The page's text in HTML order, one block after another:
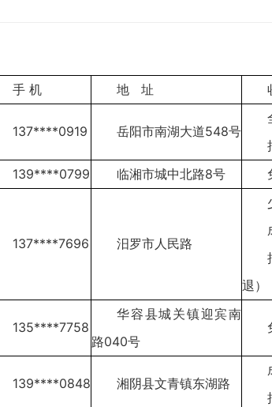
手 机 地 址
137****0919 岳阳市南湖大道548号
139****0799 临湘市城中北路8号
137****7696 汨罗市人民路
退）
135****7758
华容县城关镇迎宾南
路040号
139****0848 湘阴县文青镇东湖路